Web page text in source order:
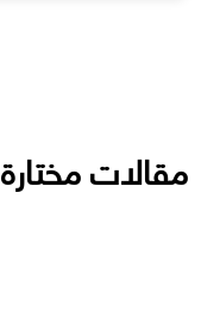
مقالات مختارة